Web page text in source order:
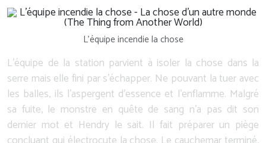
L'équipe incendie la chose
L'équipe de la station parvient à isoler la chose dans la
serre mais elle fini par s'échapper. Ne pouvant la tuer avec
les balles, ils l'aspergent d'essence et l'enflamme. Malgré
sa fuite, le monstre en quête de sang n'a pas dit son
dernier mot et Hendry le sait. Il fait préparer un piège